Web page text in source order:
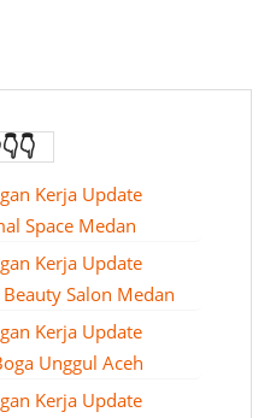
Kerja Update
Space Medan
Kerja Update
Salon Medan
Kerja Update
Unggul Aceh
Kerja Update